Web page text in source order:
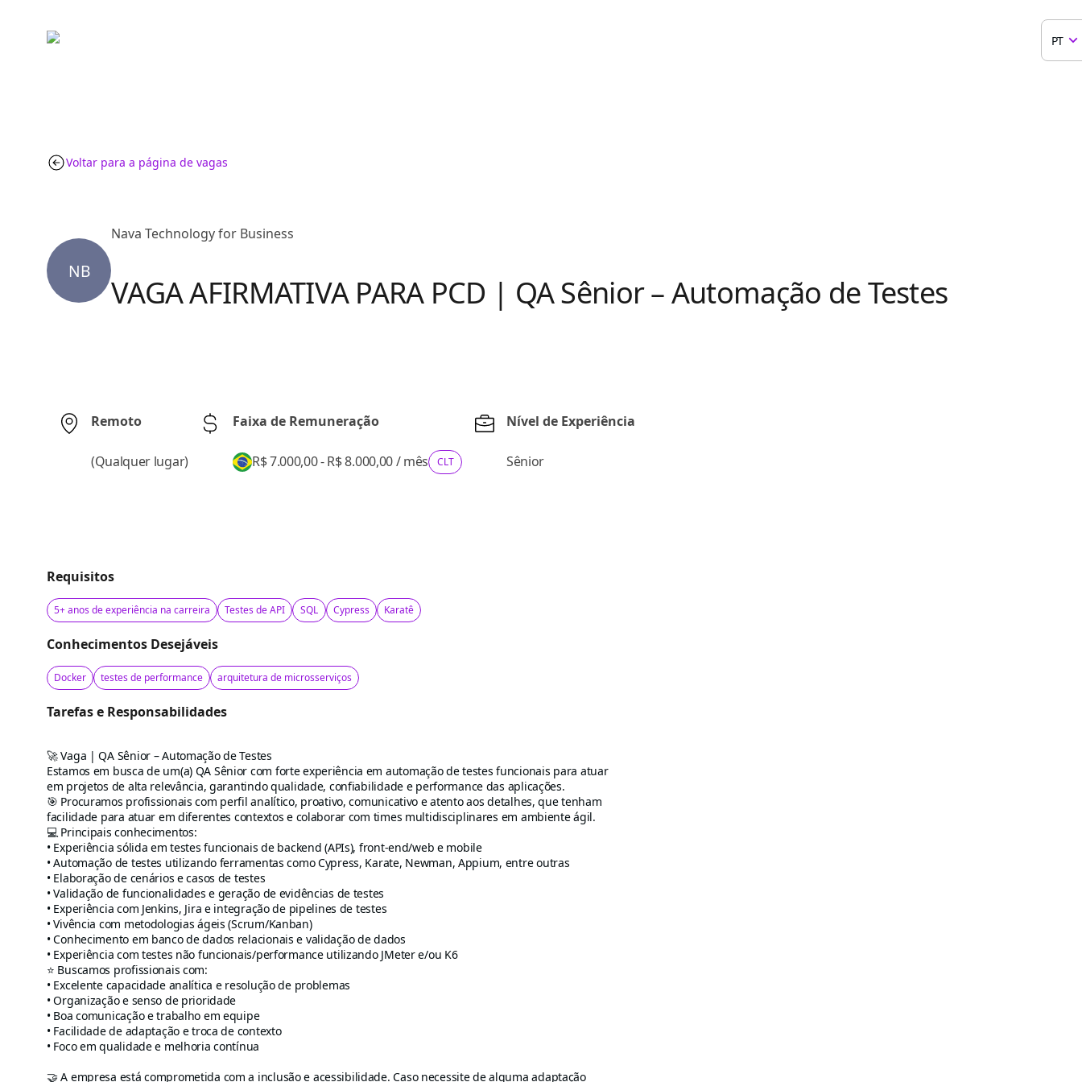
PT
Voltar para a página de vagas
NB
Nava Technology for Business
VAGA AFIRMATIVA PARA PCD | QA Sênior – Automação de Testes
Remoto
(Qualquer lugar)
Faixa de Remuneração
R$ 7.000,00 - R$ 8.000,00/mês CLT
Nível de Experiência
Sênior
Requisitos
5+ anos de experiência na carreira Testes de API SQL Cypress Karatê
Conhecimentos Desejáveis
Docker testes de performance arquitetura de microsserviços
Tarefas e Responsabilidades
🚀 Vaga | QA Sênior – Automação de Testes
Estamos em busca de um(a) QA Sênior com forte experiência em automação de testes funcionais para atuar
em projetos de alta relevância, garantindo qualidade, confiabilidade e performance das aplicações.
🎯 Procuramos profissionais com perfil analítico, proativo, comunicativo e atento aos detalhes, que tenham
facilidade para atuar em diferentes contextos e colaborar com times multidisciplinares em ambiente ágil.
💻 Principais conhecimentos:
• Experiência sólida em testes funcionais de backend (APIs), front-end/web e mobile
• Automação de testes utilizando ferramentas como Cypress, Karate, Newman, Appium, entre outras
• Elaboração de cenários e casos de testes
• Validação de funcionalidades e geração de evidências de testes
• Experiência com Jenkins, Jira e integração de pipelines de testes
• Vivência com metodologias ágeis (Scrum/Kanban)
• Conhecimento em banco de dados relacionais e validação de dados
• Experiência com testes não funcionais/performance utilizando JMeter e/ou K6
⭐ Buscamos profissionais com:
• Excelente capacidade analítica e resolução de problemas
• Organização e senso de prioridade
• Boa comunicação e trabalho em equipe
• Facilidade de adaptação e troca de contexto
• Foco em qualidade e melhoria contínua
🤝 A empresa está comprometida com a inclusão e acessibilidade. Caso necessite de alguma adaptação